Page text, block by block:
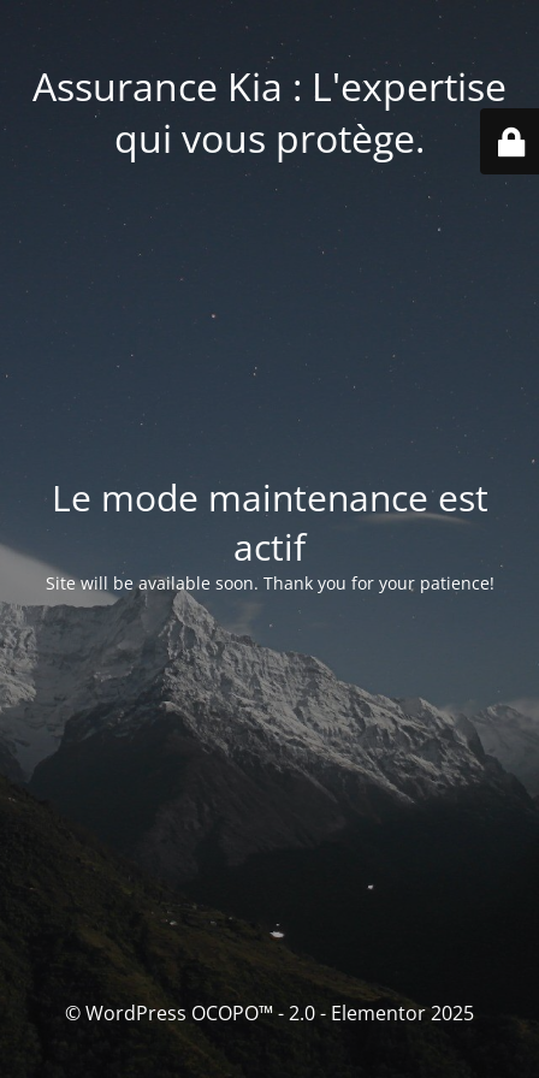
Assurance Kia : L'expertise
qui vous protège.
Le mode maintenance est
actif
Site will be available soon. Thank you for your patience!
© WordPress OCOPO™ - 2.0 - Elementor 2025